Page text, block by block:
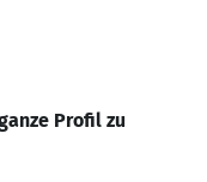
Profil zu